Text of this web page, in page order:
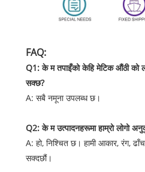
FAQ:
Q1: के म तपाइँको केहि मेटिक औंठी को
सक्छ?
A: सबै नमूना उपलब्ध छ।
Q2: के म उत्पादनहरूमा हाम्रो लोगो
A: हो, निश्चित छ। हामी आकार, रंग,
सक्दछौं।